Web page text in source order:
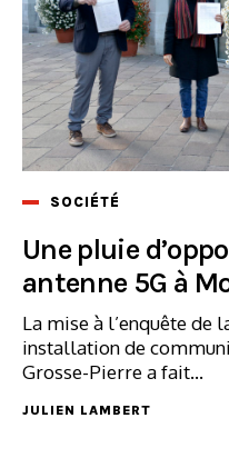
SOCIÉTÉ
Une pluie
antenne 5G à
La mise à l’enquête de
installation de
Grosse-Pierre a fait...
JULIEN LAMBERT